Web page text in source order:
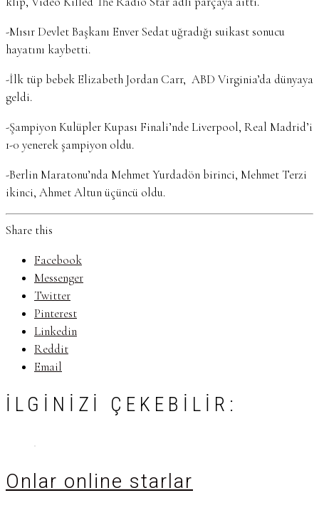
-Mısır Devlet Başkanı Enver Sedat uğradığı suikast sonucu
hayatını kaybetti.
-İlk tüp bebek Elizabeth Jordan Carr, ABD Virginia’da dünyaya
geldi.
-Şampiyon Kulüpler Kupası Finali’nde Liverpool, Real Madrid’i
1-0 yenerek şampiyon oldu.
-Berlin Maratonu’nda Mehmet Yurdadön birinci, Mehmet Terzi
ikinci, Ahmet Altun üçüncü oldu.
Share this
Facebook
Messenger
Twitter
Pinterest
Linkedin
Reddit
Email
İLGINIZI ÇEKEBILIR:
Onlar online starlar